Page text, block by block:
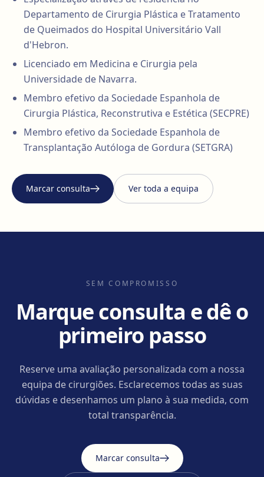
Departamento de Cirurgia Plástica e Tratamento
de Queimados do Hospital Universitário Vall
d'Hebron.
Licenciado em Medicina e Cirurgia pela
Universidade de Navarra.
Membro efetivo da Sociedade Espanhola de
Cirurgia Plástica, Reconstrutiva e Estética (SECPRE)
Membro efetivo da Sociedade Espanhola de
Transplantação Autóloga de Gordura (SETGRA)
Marcar consulta Ver toda a equipa
SEM COMPROMISSO
Marque consulta e dê o
primeiro passo
Reserve uma avaliação personalizada com a nossa
equipa de cirurgiões. Esclarecemos todas as suas
dúvidas e desenhamos um plano à sua medida, com
total transparência.
Marcar consulta